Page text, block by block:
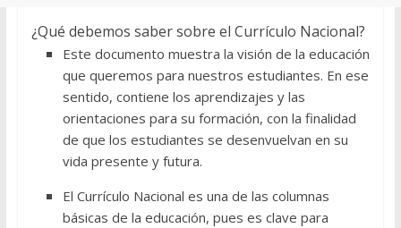
¿Qué debemos saber sobre el Currículo Nacional?
Este documento muestra la visión de la educación
que queremos para nuestros estudiantes. En ese
sentido, contiene los aprendizajes y las
orientaciones para su formación, con la finalidad
de que los estudiantes se desenvuelvan en su
vida presente y futura.
El Currículo Nacional es una de las columnas
básicas de la educación, pues es clave para